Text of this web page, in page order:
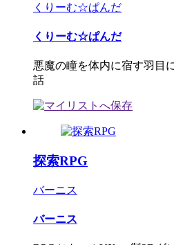
くりーむ☆ぱんだ
くりーむ☆ぱんだ
悪魔の瞳を体内に宿す羽目
話
探索RPG
バーニス
バーニス